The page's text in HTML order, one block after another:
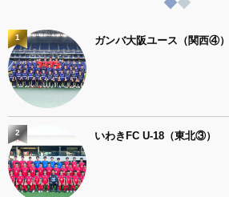
ガンバ大阪ユース（関西④）
1
いわきFC U-18（東北③）
2